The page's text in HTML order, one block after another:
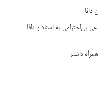
بی‌احترامی به استاد و دافا
داشتم